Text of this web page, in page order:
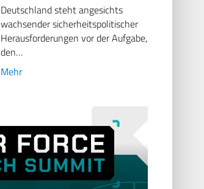
Deutschland steht angesichts
wachsender sicherheitspolitischer
Herausforderungen vor der Aufgabe,
den…
Mehr